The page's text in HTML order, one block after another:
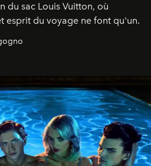
du sac Louis Vuitton, où
esprit du voyage ne font qu'un.